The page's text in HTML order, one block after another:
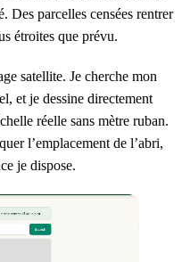
Des parcelles censées rentrer
étroites que prévu.
satellite. Je cherche mon
et je dessine directement
réelle sans mètre ruban.
l’emplacement de l’abri,
je dispose.